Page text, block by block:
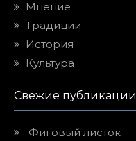
Мнение
Традиции
История
Культура
Свежие публикации
Фиговый листок